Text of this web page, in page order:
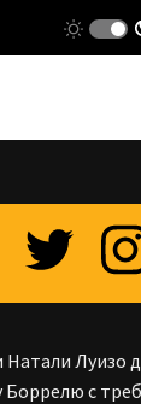
Луизо
с